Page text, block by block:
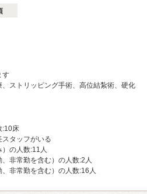
す
ストリッピング手術、高位結紮術、硬化
:10床
タッフがいる
の人数:11⼈
非常勤を含む）の人数:2⼈
非常勤を含む）の人数:16⼈